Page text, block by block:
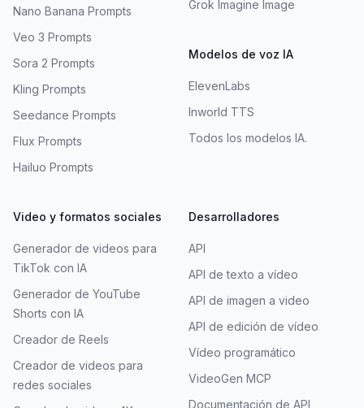
Nano Banana Prompts
Veo 3 Prompts
Sora 2 Prompts
Kling Prompts
Seedance Prompts
Flux Prompts
Hailuo Prompts
Grok Imagine Image
Modelos de voz IA
ElevenLabs
Inworld TTS
Todos los modelos IA.
Video y formatos sociales
Generador de videos para
TikTok con IA
Generador de YouTube
Shorts con IA
Creador de Reels
Creador de videos para
redes sociales
Desarrolladores
API
API de texto a vídeo
API de imagen a video
API de edición de vídeo
Vídeo programático
VideoGen MCP
Documentación de API